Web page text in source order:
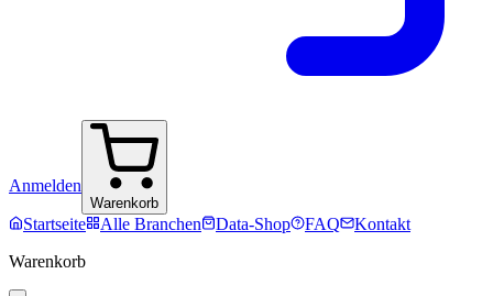
Anmelden
Warenkorb
Startseite Alle Branchen Data-Shop FAQ
Kontakt
Warenkorb